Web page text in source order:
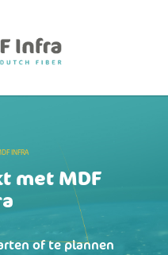
INFRA
met MDF
of te plannen